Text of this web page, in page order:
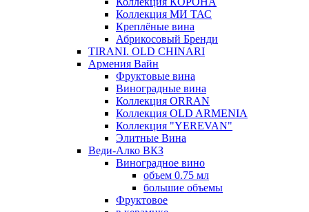
Коллекция МИ ТАС
Креплёные вина
Абрикосовый Бренди
TIRANI. OLD CHINARI
Армения Вайн
Фруктовые вина
Виноградные вина
Коллекция ORRAN
Коллекция OLD ARMENIA
Коллекция "YEREVAN"
Элитные Вина
Веди-Алко ВКЗ
Виноградное вино
объем 0.75 мл
большие объемы
Фруктовое